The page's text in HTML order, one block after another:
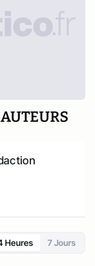
Heures 7 Jours